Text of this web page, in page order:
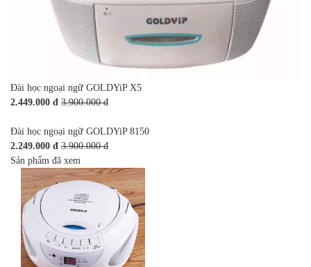
Đài học ngoại ngữ GOLDYiP X5
2.449.000 đ 3.900.000 đ
Đài học ngoại ngữ GOLDYiP 8150
2.249.000 đ 3.900.000 đ
Sản phẩm đã xem